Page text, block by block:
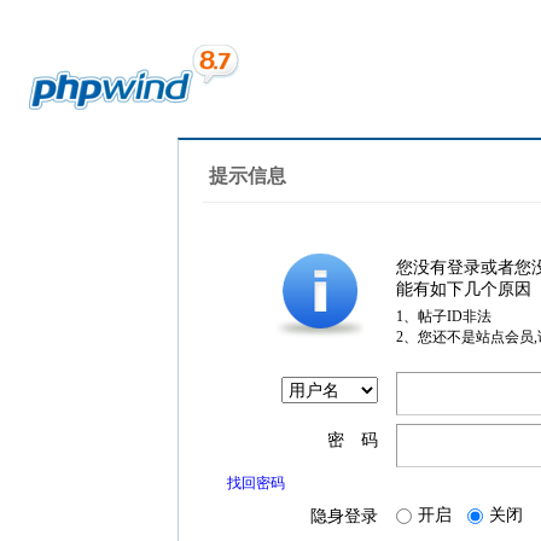
提示信息
您没有登录或者您
能有如下几个原因
1、帖子ID非法
2、您还不是站点会员
密 码
找回密码
隐身登录 开启 关闭